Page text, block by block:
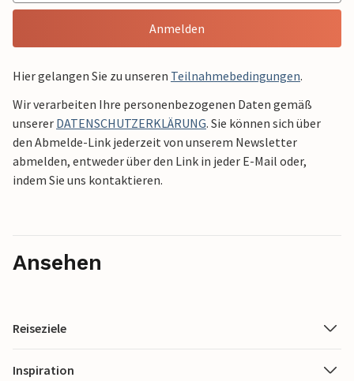
Anmelden
Hier gelangen Sie zu unseren Teilnahmebedingungen.
Wir verarbeiten Ihre personenbezogenen Daten gemäß
unserer DATENSCHUTZERKLÄRUNG. Sie können sich über
den Abmelde-Link jederzeit von unserem Newsletter
abmelden, entweder über den Link in jeder E-Mail oder,
indem Sie uns kontaktieren.
Ansehen
Reiseziele
Inspiration